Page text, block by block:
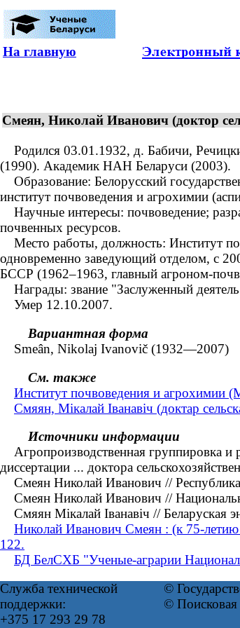
На главную
Смеян, Николай Иванович (доктор
Родился 03.01.1932, д. Бабичи,
(1990). Академик НАН Беларуси (2003).
Образование: Белорусский
институт почвоведения и агрохимии
Научные интересы: почвоведение;
почвенных ресурсов.
Место работы, должность: Институт
одновременно заведующий отделом, с
БССР (1962–1963, главный агроном-
Награды: звание "Заслуженный
Умер 12.10.2007.
Вариантная форма
Smeân, Nikolaj Ivanovič (1932—2007)
См. также
Институт почвоведения и агрохимии
Смяян, Мікалай Іванавіч (доктар
Источники информации
Агропроизводственная группировка и
диссертации ... доктора
Смеян Николай Иванович //
Смеян Николай Иванович //
Смяян Мікалай Іванавіч //
Николай Иванович Смеян : (к 75-
122.
БД БелСХБ "Ученые-аграрии
Служба технической
поддержки:
+375 17 293 29 78
©
© Поисковая